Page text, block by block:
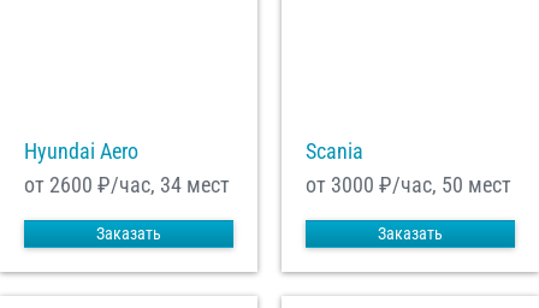
Hyundai Aero
от 2600 ₽/час, 34 мест
Заказать
Scania
от 3000 ₽/час, 50 мест
Заказать